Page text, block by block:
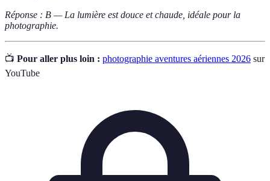
Réponse : B — La lumière est douce et chaude, idéale pour la
photographie.
📺 Pour aller plus loin : photographie aventures aériennes 2026 sur
YouTube